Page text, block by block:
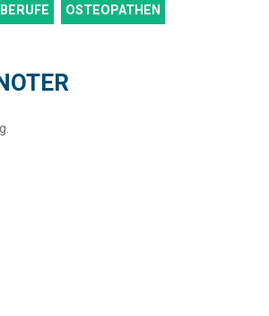
OSTEOPATHEN